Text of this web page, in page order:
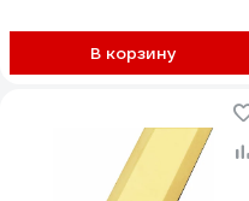
В корзину